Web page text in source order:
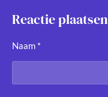
e
n
l
r
e
e
n
Reactie plaatsen
Naam *